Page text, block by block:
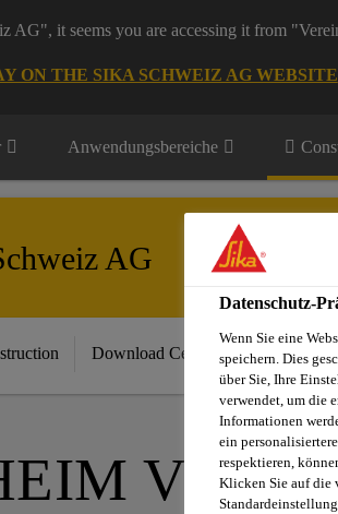
AG", it seems you are accessing it from
ON THE SIKA SCHWEIZ AG WEBSITE
Anwendungsbereiche
AG
Download Center Projekte
Datenschutz-
Wenn Sie eine
speichern. Dies
über Sie, Ihre
verwendet, um die
Informationen
ein
respektieren,
Klicken Sie auf die